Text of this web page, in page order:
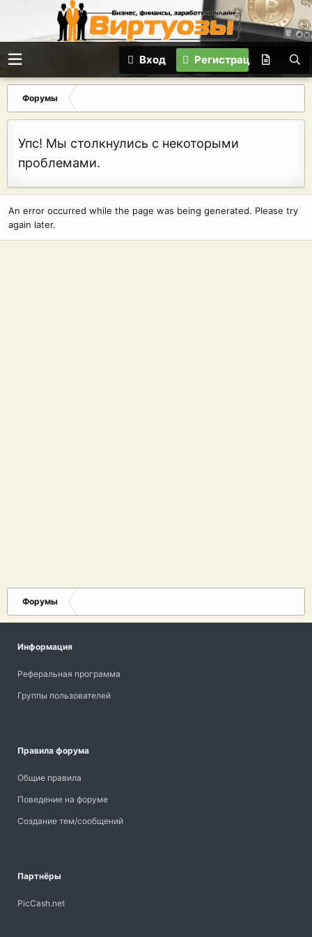
Вход Регистрация
Форумы
Упс! Мы столкнулись с некоторыми
проблемами.
An error occurred while the page was being generated. Please try
again later.
Форумы
Информация
Реферальная программа
Группы пользователей
Правила форума
Общие правила
Поведение на форуме
Создание тем/сообщений
Партнёры
PicCash.net